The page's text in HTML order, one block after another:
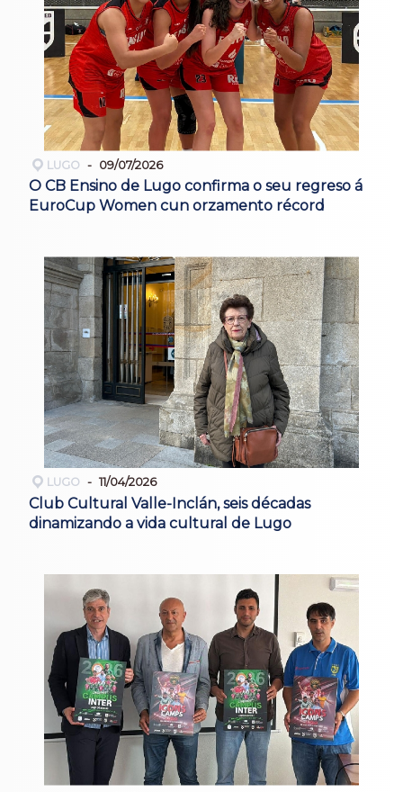
LUGO 09/07/2026
O CB Ensino de Lugo confirma o seu regreso á
EuroCup Women cun orzamento récord
LUGO 11/04/2026
Club Cultural Valle-Inclán, seis décadas
dinamizando a vida cultural de Lugo